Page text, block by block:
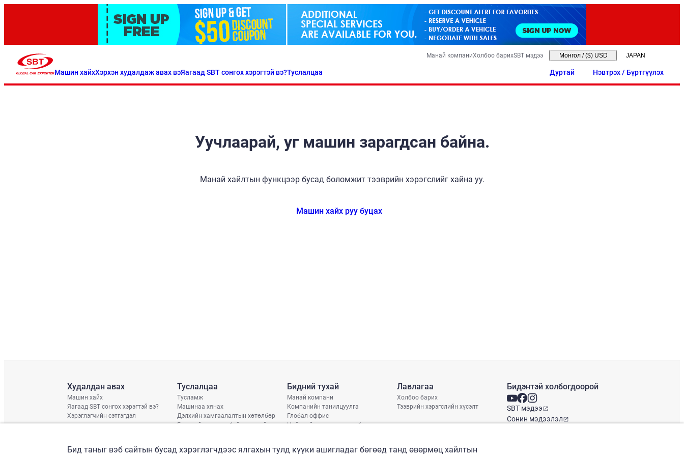
Машин хайхХэрхэн худалдаж авах вэЯагаад SBT сонгох хэрэгтэй вэ?Туслалцаа
Манай компаниХолбоо барихSBT мэдээ Монгол / ($) USD
Дуртай Нэвтрэх / Бүртгүүлэх
Уучлаарай, уг машин зарагдсан байна.
Манай хайлтын функцээр бусад боломжит тээврийн хэрэгслийг хайна уу.
Машин хайх руу буцах
Худалдан авах
Машин хайх
Яагаад SBT сонгох хэрэгтэй вэ?
Хэрэглэгчийн сэтгэгдэл
Туслалцаа
Тусламж
Машинаа хянах
Дэлхийн хамгаалалтын хөтөлбөр
Гэмтлийн нөхцөл байдлын тайлан
Бидний тухай
Манай компани
Компанийн танилцуулга
Глобал оффис
Нийгмийн хариуцлагын бодлого
Лавлагаа
Холбоо барих
Тээврийн хэрэгслийн хүсэлт
Бидэнтэй холбогдоорой
SBT мэдээ
Сонин мэдээлэл
Бид таныг вэб сайтын бусад хэрэглэгчдээс ялгахын тулд күүки ашигладаг бөгөөд танд өвөрмөц хайлтын